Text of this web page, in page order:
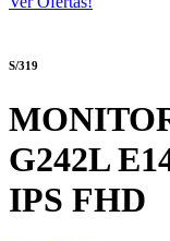
S/319
G242L
IPS FHD